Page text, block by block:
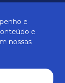
e
e
nossas